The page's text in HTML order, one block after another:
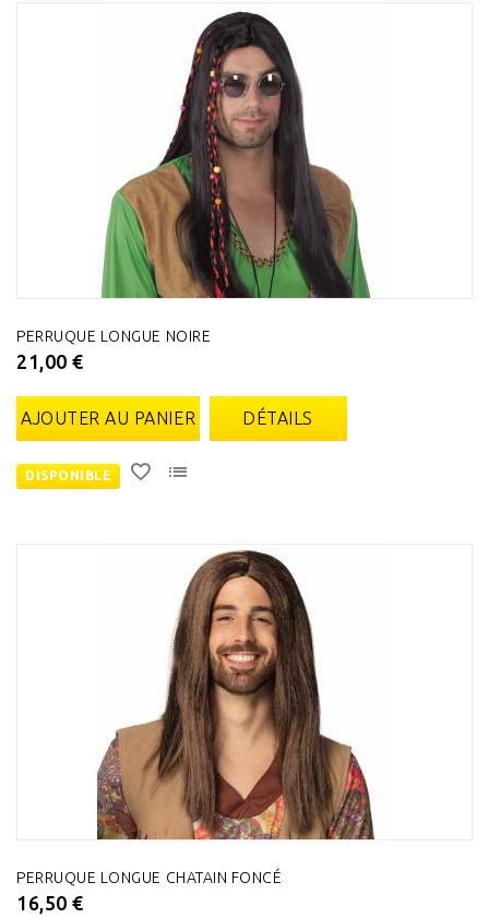
PERRUQUE LONGUE NOIRE
21,00 €
AJOUTER AU PANIER DÉTAILS
DISPONIBLE
PERRUQUE LONGUE CHATAIN FONCÉ
16,50 €